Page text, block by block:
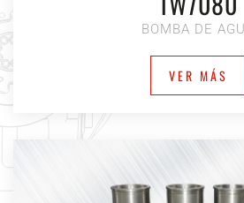
BOMBA DE
VER MÁS